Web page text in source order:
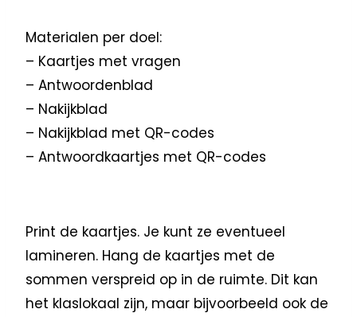
Materialen per doel:
– Kaartjes met vragen
– Antwoordenblad
– Nakijkblad
– Nakijkblad met QR-codes
– Antwoordkaartjes met QR-codes
Print de kaartjes. Je kunt ze eventueel
lamineren. Hang de kaartjes met de
sommen verspreid op in de ruimte. Dit kan
het klaslokaal zijn, maar bijvoorbeeld ook de